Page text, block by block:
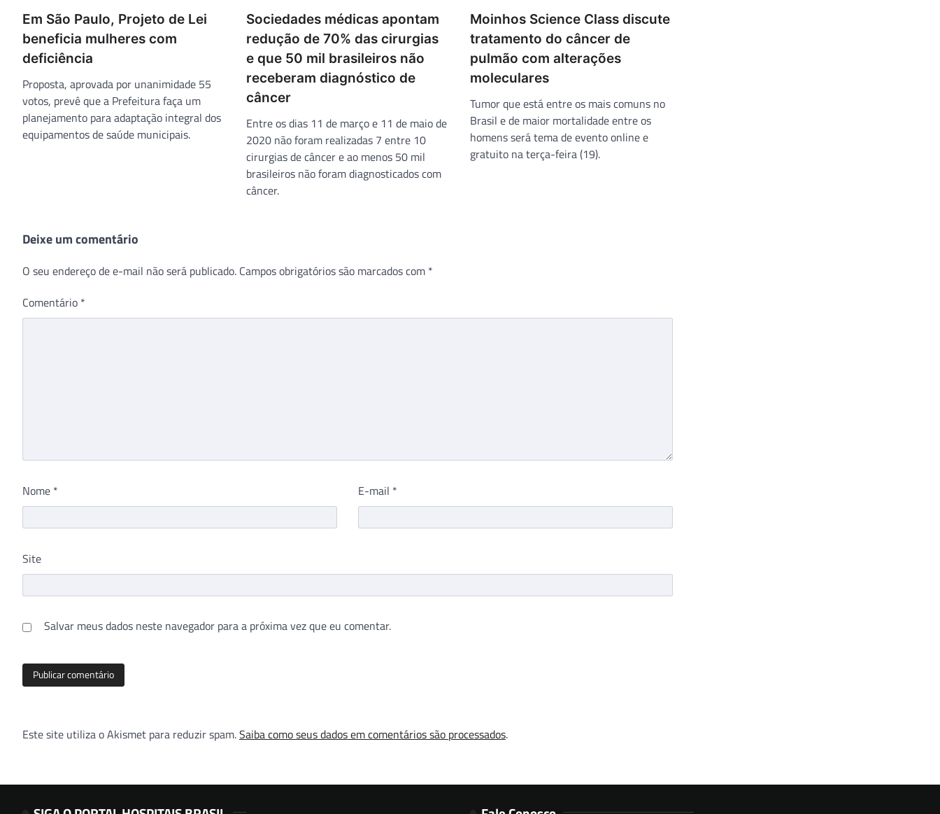
Em São Paulo, Projeto de Lei
beneficia mulheres com
deficiência
Proposta, aprovada por unanimidade 55
votos, prevê que a Prefeitura faça um
planejamento para adaptação integral dos
equipamentos de saúde municipais.
Sociedades médicas apontam
redução de 70% das cirurgias
e que 50 mil brasileiros não
receberam diagnóstico de
câncer
Entre os dias 11 de março e 11 de maio de
2020 não foram realizadas 7 entre 10
cirurgias de câncer e ao menos 50 mil
brasileiros não foram diagnosticados com
câncer.
Moinhos Science Class discute
tratamento do câncer de
pulmão com alterações
moleculares
Tumor que está entre os mais comuns no
Brasil e de maior mortalidade entre os
homens será tema de evento online e
gratuito na terça-feira (19).
Deixe um comentário
O seu endereço de e-mail não será publicado. Campos obrigatórios são marcados com *
Comentário *
Nome * E-mail *
Site
Salvar meus dados neste navegador para a próxima vez que eu comentar.
Este site utiliza o Akismet para reduzir spam.Saiba como seus dados em comentários são processados.